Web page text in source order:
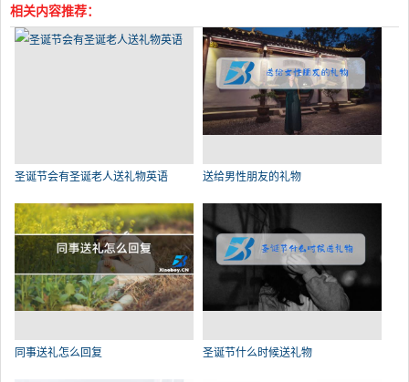
相关内容推荐：
圣诞节会有圣诞老人送礼物英语 送给男性朋友的礼物
同事送礼怎么回复 圣诞节什么时候送礼物